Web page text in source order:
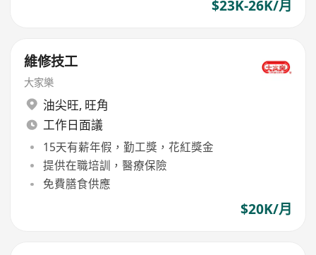
$23K-26K/月
維修技工
大家樂
油尖旺, 旺角
工作日面議
15天有薪年假，勤工獎，花紅獎金
提供在職培訓，醫療保險
免費膳食供應
$20K/月